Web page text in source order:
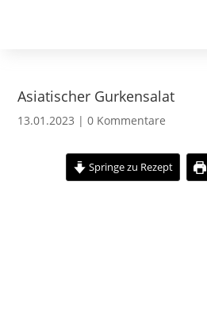
Asiatischer Gurkensalat
13.01.2023 |0 Kommentare
Springe zu Rezept